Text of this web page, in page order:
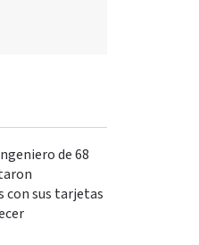
de 68
con sus tarjetas